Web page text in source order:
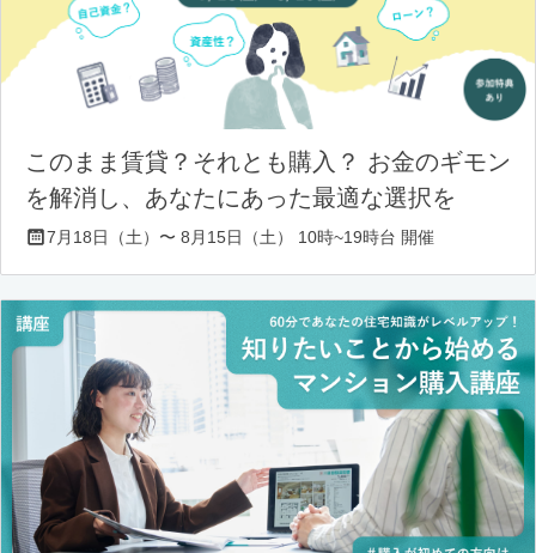
このまま賃貸？それとも購入？ お金のギモン
を解消し、あなたにあった最適な選択を
7月18日（土）〜 8月15日（土） 10時~19時台 開催